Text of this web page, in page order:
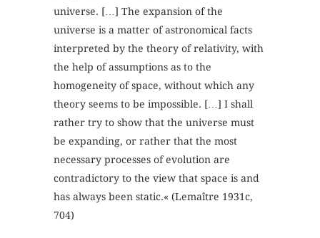
universe. […] The expansion of the
universe is a matter of astronomical facts
interpreted by the theory of relativity, with
the help of assumptions as to the
homogeneity of space, without which any
theory seems to be impossible. […] I shall
rather try to show that the universe must
be expanding, or rather that the most
necessary processes of evolution are
contradictory to the view that space is and
has always been static.« (Lemaître 1931c,
704)